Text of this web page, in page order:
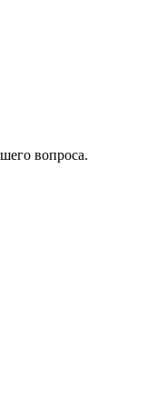
вопроса.